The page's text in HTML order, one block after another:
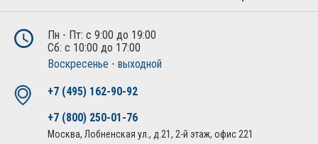
Пн - Пт: с 9:00 до 19:00
Сб: с 10:00 до 17:00
Воскресенье - выходной
+7 (495) 162-90-92
+7 (800) 250-01-76
Москва, Лобненская ул., д.21, 2-й этаж, офис 221